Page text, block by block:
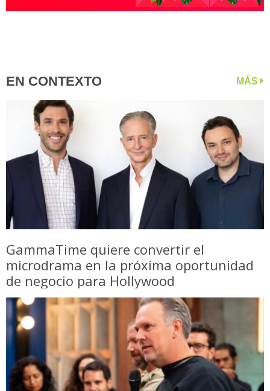
EN CONTEXTO MÁS
GammaTime quiere convertir el
microdrama en la próxima oportunidad
de negocio para Hollywood